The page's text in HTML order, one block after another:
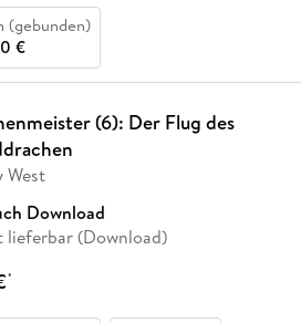
(gebunden)
€
(6): Der Flug des
West
Download
lieferbar (Download)
*